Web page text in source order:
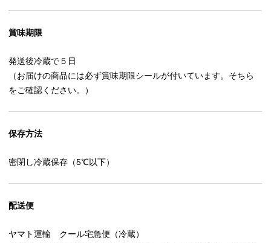
賞味期限
発送後冷蔵で５日
（お届けの商品には必ず賞味期限シールが付いています。そちら
をご確認ください。）
保存方法
密閉し冷蔵保存（5℃以下）
配送便
ヤマト運輸 クール宅急便（冷蔵）